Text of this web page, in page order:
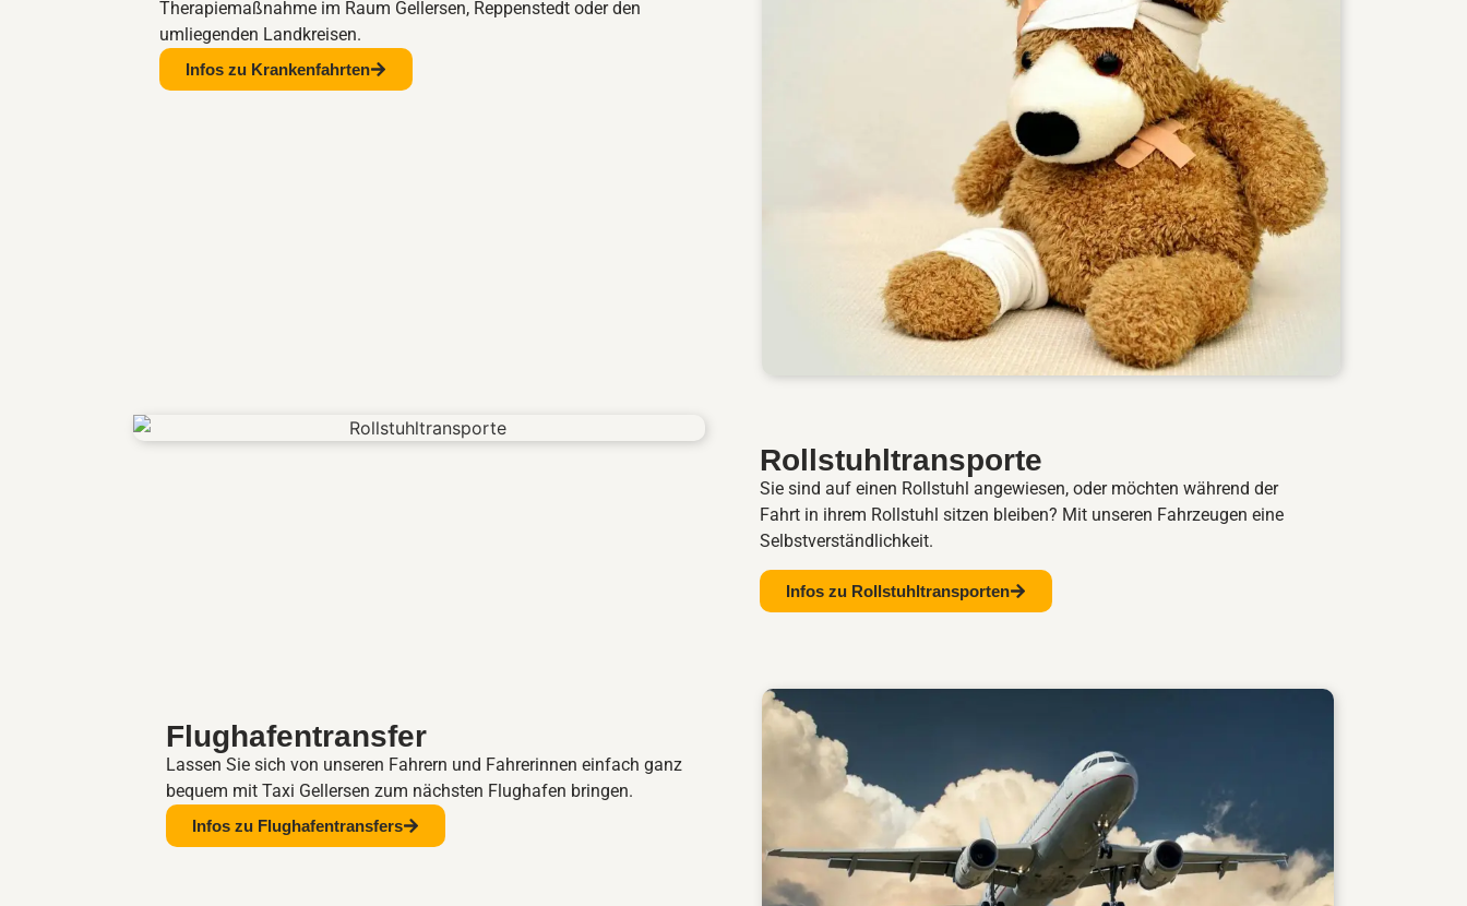
Therapiemaßnahme im Raum Gellersen, Reppenstedt oder den
umliegenden Landkreisen.
Infos zu Krankenfahrten
Rollstuhltransporte
Sie sind auf einen Rollstuhl angewiesen, oder möchten während der
Fahrt in ihrem Rollstuhl sitzen bleiben? Mit unseren Fahrzeugen eine
Selbstverständlichkeit.
Infos zu Rollstuhltransporten
Flughafentransfer
Lassen Sie sich von unseren Fahrern und Fahrerinnen einfach ganz
bequem mit Taxi Gellersen zum nächsten Flughafen bringen.
Infos zu Flughafentransfers